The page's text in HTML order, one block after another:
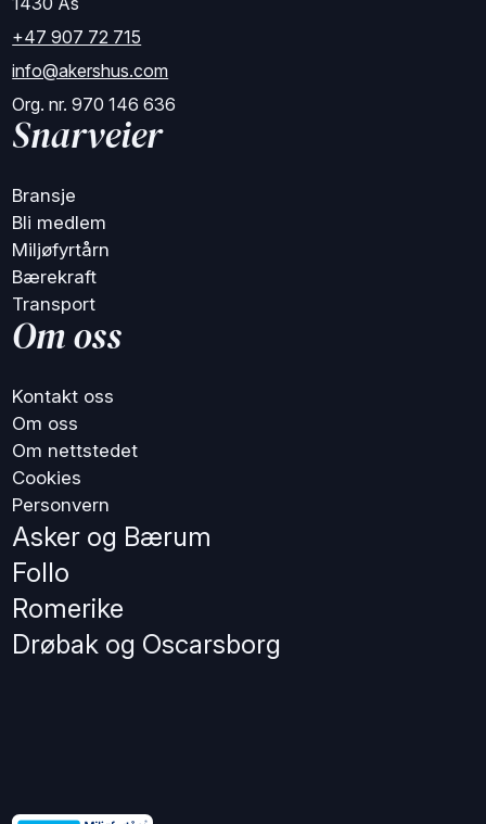
+47 907 72 715
info@akershus.com
Org. nr. 970 146 636
Snarveier
Bransje
Bli medlem
Miljøfyrtårn
Bærekraft
Transport
Om oss
Kontakt oss
Om oss
Om nettstedet
Cookies
Personvern
Asker og Bærum
Follo
Romerike
Drøbak og Oscarsborg